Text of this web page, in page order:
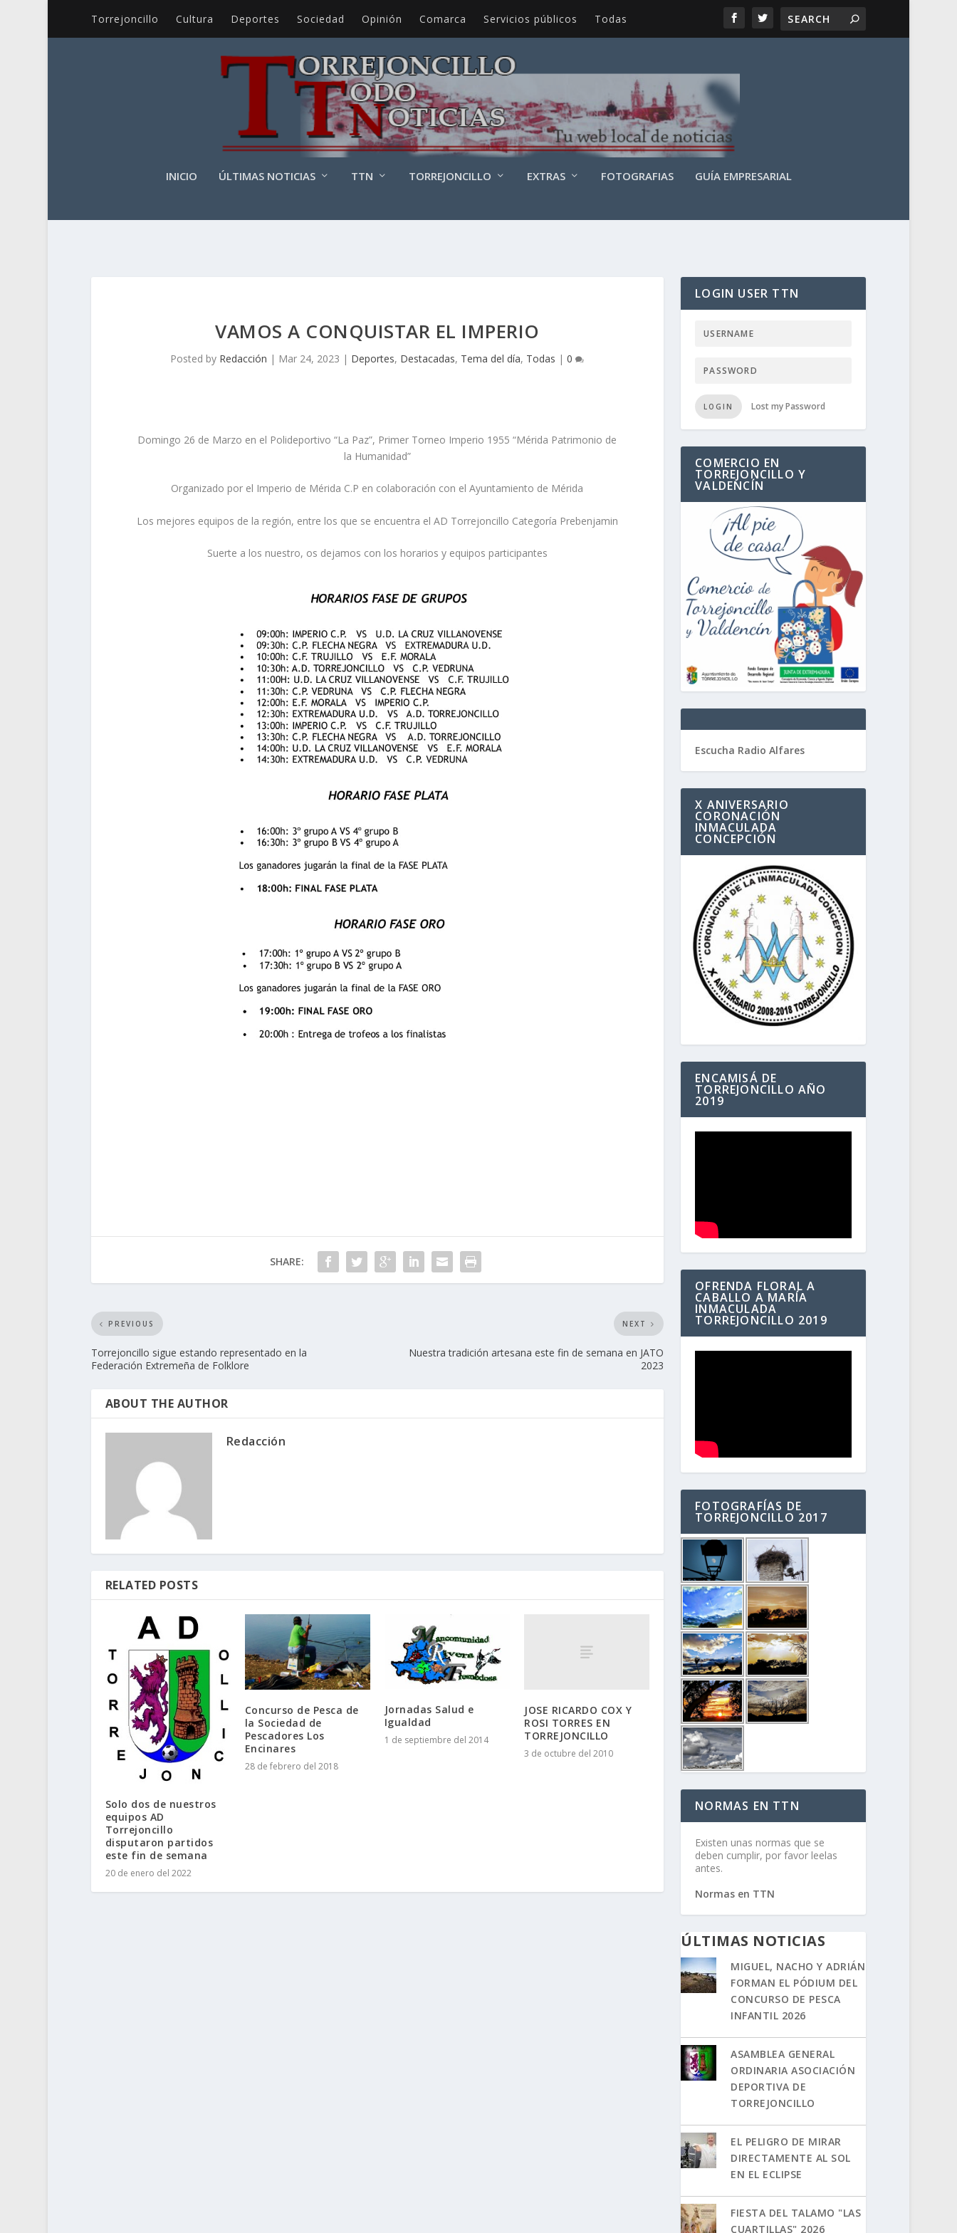
Torrejoncillo Cultura Deportes Sociedad Opinión Comarca Servicios públicos Todas
INICIO ÚLTIMAS NOTICIAS TTN TORREJONCILLO EXTRAS FOTOGRAFIAS GUÍA EMPRESARIAL
VAMOS A CONQUISTAR EL IMPERIO
Posted by Redacción | Mar 24, 2023 | Deportes, Destacadas, Tema del día, Todas |0
Domingo 26 de Marzo en el Polideportivo “La Paz”, Primer Torneo Imperio 1955 “Mérida Patrimonio de
la Humanidad”
Organizado por el Imperio de Mérida C.P en colaboración con el Ayuntamiento de Mérida
Los mejores equipos de la región, entre los que se encuentra el AD Torrejoncillo Categoría Prebenjamin
Suerte a los nuestro, os dejamos con los horarios y equipos participantes
SHARE:
PREVIOUS
Torrejoncillo sigue estando representado en la
Federación Extremeña de Folklore
NEXT
Nuestra tradición artesana este fin de semana en JATO
2023
ABOUT THE AUTHOR
Redacción
RELATED POSTS
Solo dos de nuestros
equipos AD
Torrejoncillo
disputaron partidos
este fin de semana
20 de enero del 2022
Concurso de Pesca de
la Sociedad de
Pescadores Los
Encinares
28 de febrero del 2018
Jornadas Salud e
Igualdad
1 de septiembre del 2014
JOSE RICARDO COX Y
ROSI TORRES EN
TORREJONCILLO
3 de octubre del 2010
LOGIN USER TTN
LOGIN Lost my Password
COMERCIO EN
TORREJONCILLO Y
VALDENCÍN
Escucha Radio Alfares
X ANIVERSARIO
CORONACIÓN
INMACULADA
CONCEPCIÓN
ENCAMISÁ DE
TORREJONCILLO AÑO
2019
OFRENDA FLORAL A
CABALLO A MARÍA
INMACULADA
TORREJONCILLO 2019
FOTOGRAFÍAS DE
TORREJONCILLO 2017
NORMAS EN TTN
Existen unas normas que se
deben cumplir, por favor leelas
antes.
Normas en TTN
ÚLTIMAS NOTICIAS
MIGUEL, NACHO Y ADRIÁN
FORMAN EL PÓDIUM DEL
CONCURSO DE PESCA
INFANTIL 2026
ASAMBLEA GENERAL
ORDINARIA ASOCIACIÓN
DEPORTIVA DE
TORREJONCILLO
EL PELIGRO DE MIRAR
DIRECTAMENTE AL SOL
EN EL ECLIPSE
FIESTA DEL TALAMO "LAS
CUARTILLAS" 2026